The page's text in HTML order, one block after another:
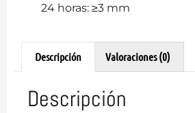
24 horas: ≥3 mm
Descripción Valoraciones (0)
Descripción